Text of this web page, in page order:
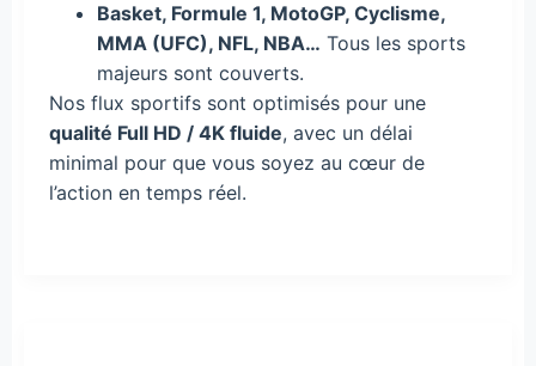
Basket, Formule 1, MotoGP, Cyclisme,
MMA (UFC), NFL, NBA… Tous les sports
majeurs sont couverts.
Nos flux sportifs sont optimisés pour une
qualité Full HD / 4K fluide, avec un délai
minimal pour que vous soyez au cœur de
l’action en temps réel.